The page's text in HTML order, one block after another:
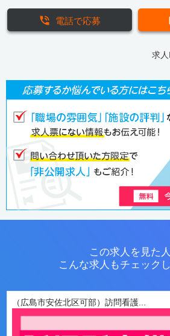
電話で応募
求
この求人を見た
こんな求人もチェック
（広島市安佐北区可部）訪問看護...